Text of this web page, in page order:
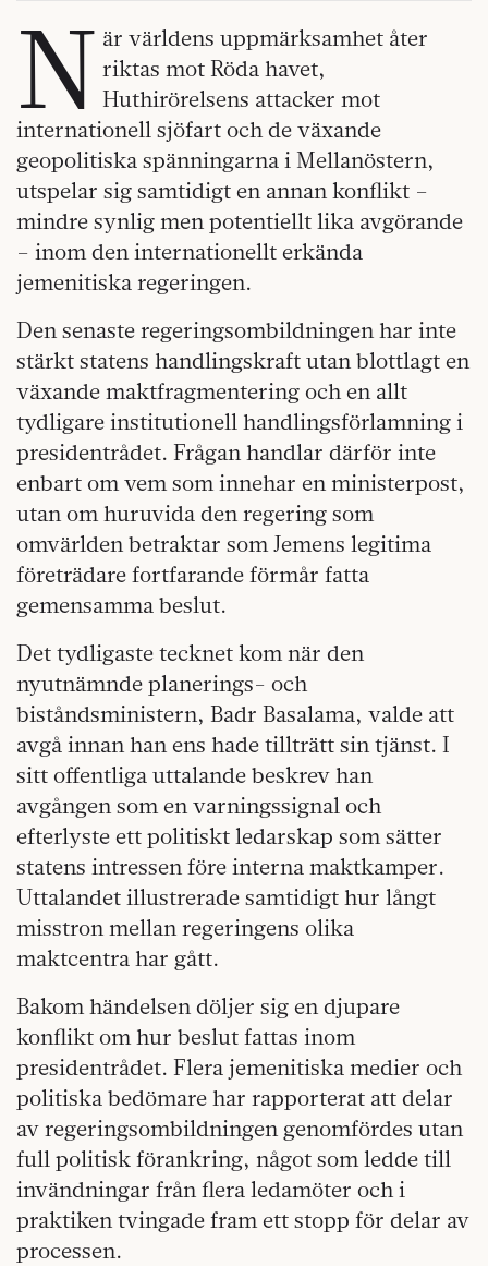
N är världens uppmärksamhet åter
riktas mot Röda havet,
Huthirörelsens attacker mot
internationell sjöfart och de växande
geopolitiska spänningarna i Mellanöstern,
utspelar sig samtidigt en annan konflikt –
mindre synlig men potentiellt lika avgörande
– inom den internationellt erkända
jemenitiska regeringen.
Den senaste regeringsombildningen har inte
stärkt statens handlingskraft utan blottlagt en
växande maktfragmentering och en allt
tydligare institutionell handlingsförlamning i
presidentrådet. Frågan handlar därför inte
enbart om vem som innehar en ministerpost,
utan om huruvida den regering som
omvärlden betraktar som Jemens legitima
företrädare fortfarande förmår fatta
gemensamma beslut.
Det tydligaste tecknet kom när den
nyutnämnde planerings- och
biståndsministern, Badr Basalama, valde att
avgå innan han ens hade tillträtt sin tjänst. I
sitt offentliga uttalande beskrev han
avgången som en varningssignal och
efterlyste ett politiskt ledarskap som sätter
statens intressen före interna maktkamper.
Uttalandet illustrerade samtidigt hur långt
misstron mellan regeringens olika
maktcentra har gått.
Bakom händelsen döljer sig en djupare
konflikt om hur beslut fattas inom
presidentrådet. Flera jemenitiska medier och
politiska bedömare har rapporterat att delar
av regeringsombildningen genomfördes utan
full politisk förankring, något som ledde till
invändningar från flera ledamöter och i
praktiken tvingade fram ett stopp för delar av
processen.